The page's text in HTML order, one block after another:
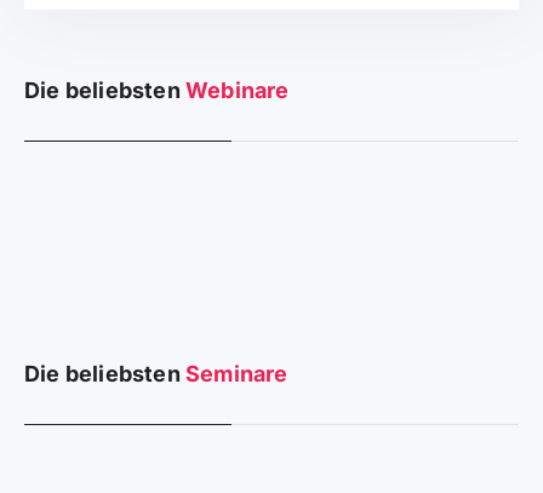
Die beliebsten Webinare
Die beliebsten Seminare